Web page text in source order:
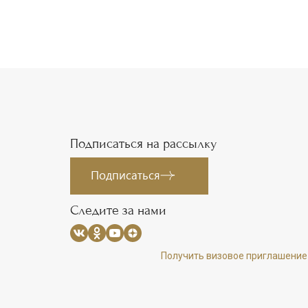
Подписаться на рассылку
Подписаться
Следите за нами
Получить визовое приглашение